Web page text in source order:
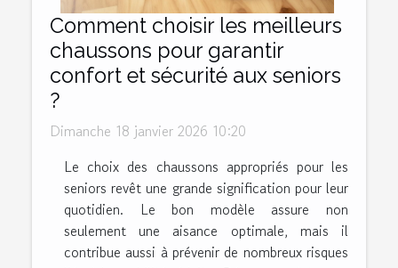
Comment choisir les meilleurs
chaussons pour garantir
confort et sécurité aux seniors
?
Dimanche 18 janvier 2026 10:20
Le choix des chaussons appropriés pour les
seniors revêt une grande signification pour leur
quotidien. Le bon modèle assure non
seulement une aisance optimale, mais il
contribue aussi à prévenir de nombreux risques